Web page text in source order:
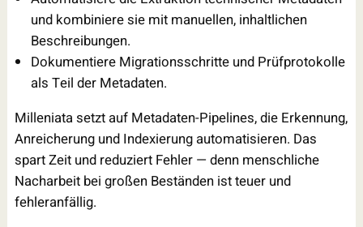
und kombiniere sie mit manuellen, inhaltlichen
Beschreibungen.
Dokumentiere Migrationsschritte und Prüfprotokolle
als Teil der Metadaten.
Milleniata setzt auf Metadaten-Pipelines, die Erkennung,
Anreicherung und Indexierung automatisieren. Das
spart Zeit und reduziert Fehler — denn menschliche
Nacharbeit bei großen Beständen ist teuer und
fehleranfällig.